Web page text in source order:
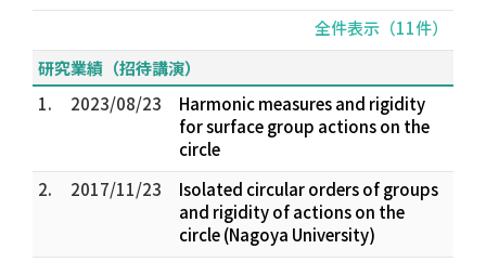
全件表示（11件）
研究業績（招待講演）
1.
2023/08/23
Harmonic measures and rigidity
for surface group actions on the
circle
2.
2017/11/23
Isolated circular orders of groups
and rigidity of actions on the
circle (Nagoya University)